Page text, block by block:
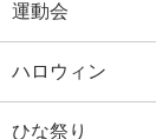
運動会
ハロウィン
ひな祭り